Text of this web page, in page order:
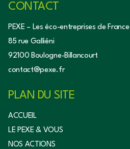
CONTACT
PEXE – Les éco-entreprises de France
85 rue Galliéni
92100 Boulogne-Billancourt
contact@pexe.fr
PLAN DU SITE
ACCUEIL
LE PEXE & VOUS
NOS ACTIONS